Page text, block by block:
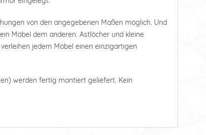
von den angegebenen Maßen möglich. Und
Möbel dem anderen. Astlöcher und kleine
jedem Möbel einen einzigartigen
werden fertig montiert geliefert. Kein